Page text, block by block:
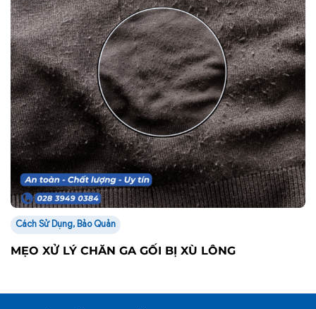
Cách Sử Dụng, Bảo Quản
MẸO XỬ LÝ CHĂN GA GỐI BỊ XÙ LÔNG